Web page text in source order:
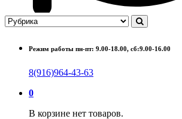
Режим работы пн-пт: 9.00-18.00, сб:9.00-16.00
8(916)964-43-63
0
В корзине нет товаров.